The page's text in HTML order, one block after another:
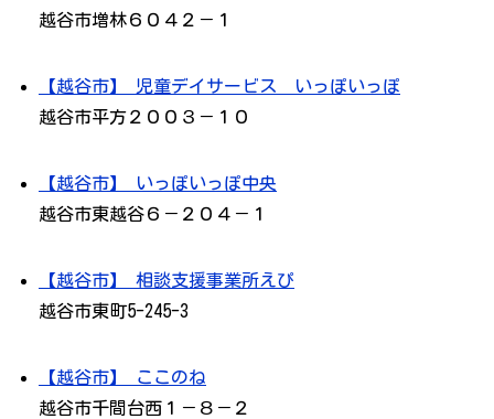
越谷市増林６０４２－１
【越谷市】 児童デイサービス いっぽいっぽ
越谷市平方２００３－１０
【越谷市】 いっぽいっぽ中央
越谷市東越谷６－２０４－１
【越谷市】 相談支援事業所えぴ
越谷市東町5-245-3
【越谷市】 ここのね
越谷市千間台西１－８－２